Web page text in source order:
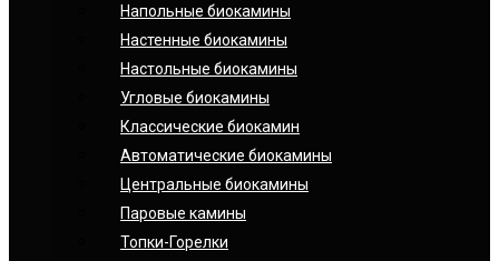
Напольные биокамины
Настенные биокамины
Настoльные биокамины
Угловые биокамины
Классические биокамин
Автоматические биокамины
Центральные биокамины
Паровые камины
Топки-Горелки